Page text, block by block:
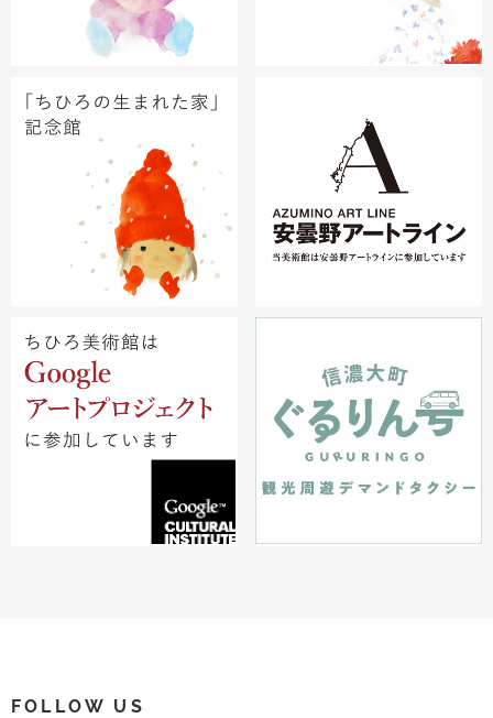
FOLLOW US